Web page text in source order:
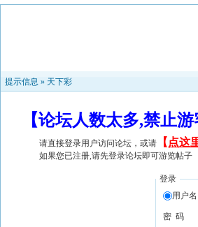
提示信息 » 天下彩
【论坛人数太多,禁止
请直接登录用户访问论坛，或请 【 点这
如果您已注册,请先登录论坛即可游览帖子
登录
用户名
密 码